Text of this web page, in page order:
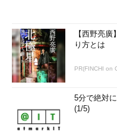
【西野亮
り方とは
PR(FINCHI on
5分で絶対
(1/5)